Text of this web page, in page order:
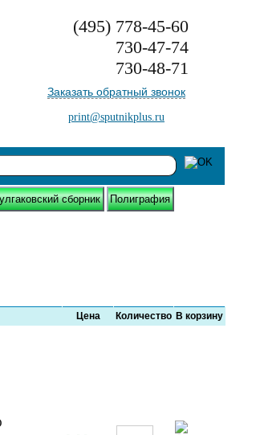
(495) 778-45-60
730-47-74
730-48-71
Заказать обратный звонок
print@sputnikplus.ru
сборник Полиграфия
Цена Количество В корзину